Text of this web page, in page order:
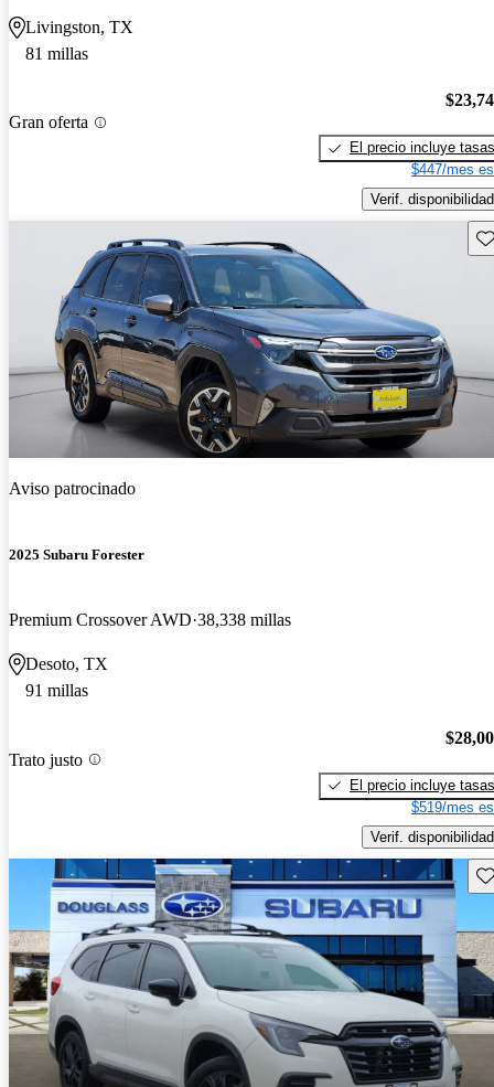
Livingston, TX
81 millas
Gran oferta
El precio incluye tasas
$447/mes
Verif. disponibilidad
Aviso patrocinado
2025 Subaru Forester
Premium Crossover AWD 38,338 millas
Desoto, TX
91 millas
Trato justo
El precio incluye tasas
$519/mes
Verif. disponibilidad